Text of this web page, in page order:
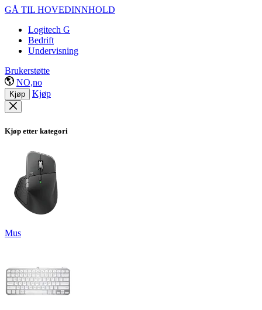
GÅ TIL HOVEDINNHOLD
Logitech G
Bedrift
Undervisning
Brukerstøtte
NO,no
Kjøp Kjøp
Kjøp etter kategori
Mus